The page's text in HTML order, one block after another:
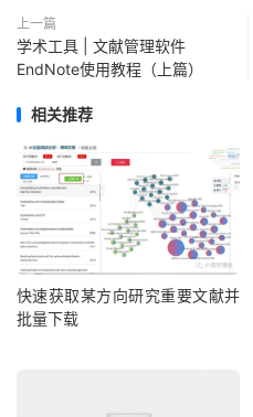
上一篇
学术工具 | 文献管理软件
EndNote使用教程（上篇）
相关推荐
快速获取某方向研究重要文献并
批量下载